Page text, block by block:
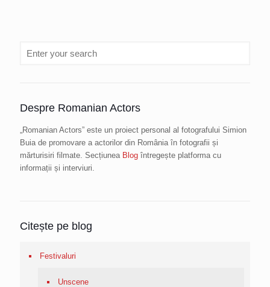
Despre Romanian Actors
„Romanian Actors” este un proiect personal al fotografului Simion
Buia de promovare a actorilor din România în fotografii și
mărturisiri filmate. Secțiunea Blog întregește platforma cu
informații și interviuri.
Citește pe blog
Festivaluri
Unscene